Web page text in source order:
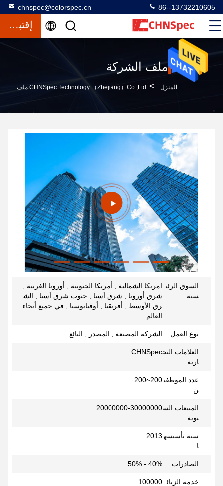
chnspec@colorspec.cn 86--13732210605
إقتباس
ملف الشركة
المنزل > CHNSpec Technology （Zhejiang）Co.,Ltd ملف الشركة
السوق الرئي
سية:
امريكا الشمالية , أمريكا الجنوبية , أوروبا الغربية ,
شرق أوروبا , شرق آسيا , جنوب شرق آسيا , الش
رق الأوسط , أفريقيا , أوقيانوسيا , في جميع أنحاء
العالم
نوع العمل: الشركة المصنعة , المصدر , البائع
العلامات التج
ارية:
CHNSpec
عدد الموظفي
ن:
200~200
المبيعات الس
نوية:
20000000-30000000
سنة تأسيسه
ا:
2013
الصادرات: 40% - 50%
خدمة الزبائ 100000